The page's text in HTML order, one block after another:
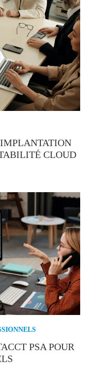
CLOUD
PSA POUR